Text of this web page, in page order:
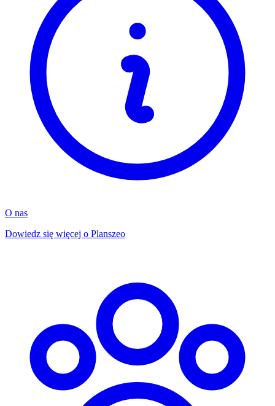
O nas
Dowiedz się więcej o Planszeo